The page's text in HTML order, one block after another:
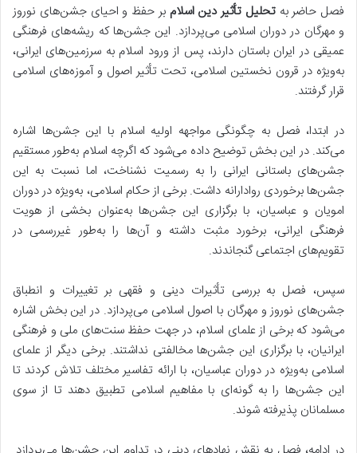
فصل حاضر بهتحلیل تأثیر دین اسلام بر حفظ و احیای جشن‌های نوروز
و مهرگان در دوران اسلامی می‌پردازد. این جشن‌ها که ریشه‌های فرهنگی
عمیقی در ایران باستان دارند، پس از ورود اسلام به سرزمین‌های ایرانی،
به‌ویژه در قرون نخستین اسلامی، تحت تأثیر اصول و آموزه‌های اسلامی
قرار گرفتند.
در ابتدا، فصل به چگونگی مواجهه اولیه اسلام با این جشن‌ها اشاره
می‌کند. در این بخش توضیح داده می‌شود که اگرچه اسلام به‌طور مستقیم
جشن‌های باستانی ایرانی را به رسمیت نشناخت، اما نسبت به این
جشن‌هابرخوردی روادارانه داشت. برخی از حکام اسلامی، به‌ویژه در دوران
امویان و عباسیان، با برگزاری این جشن‌ها به‌عنوان بخشی از هویت
فرهنگی ایرانی، برخورد مثبت داشته و آن‌ها را به‌طور غیررسمی در
تقویم‌های اجتماعی گنجاندند.
سپس، فصل به بررسی تأثیرات دینی و فقهی بر تغییرات و انطباق
جشن‌های نوروز و مهرگان با اصول اسلامی می‌پردازد. در این بخش اشاره
می‌شود که برخی از علمای اسلام، در جهت حفظ سنت‌های ملی و فرهنگی
ایرانیان، با برگزاری این جشن‌ها مخالفتی نداشتند. برخی دیگر از علمای
اسلامی به‌ویژه در دوران عباسیان، با ارائه تفاسیر مختلف تلاش کردند تا
این جشن‌ها را به گونه‌ای با مفاهیم اسلامی تطبیق دهند تا از سوی
مسلمانان پذیرفته شوند.